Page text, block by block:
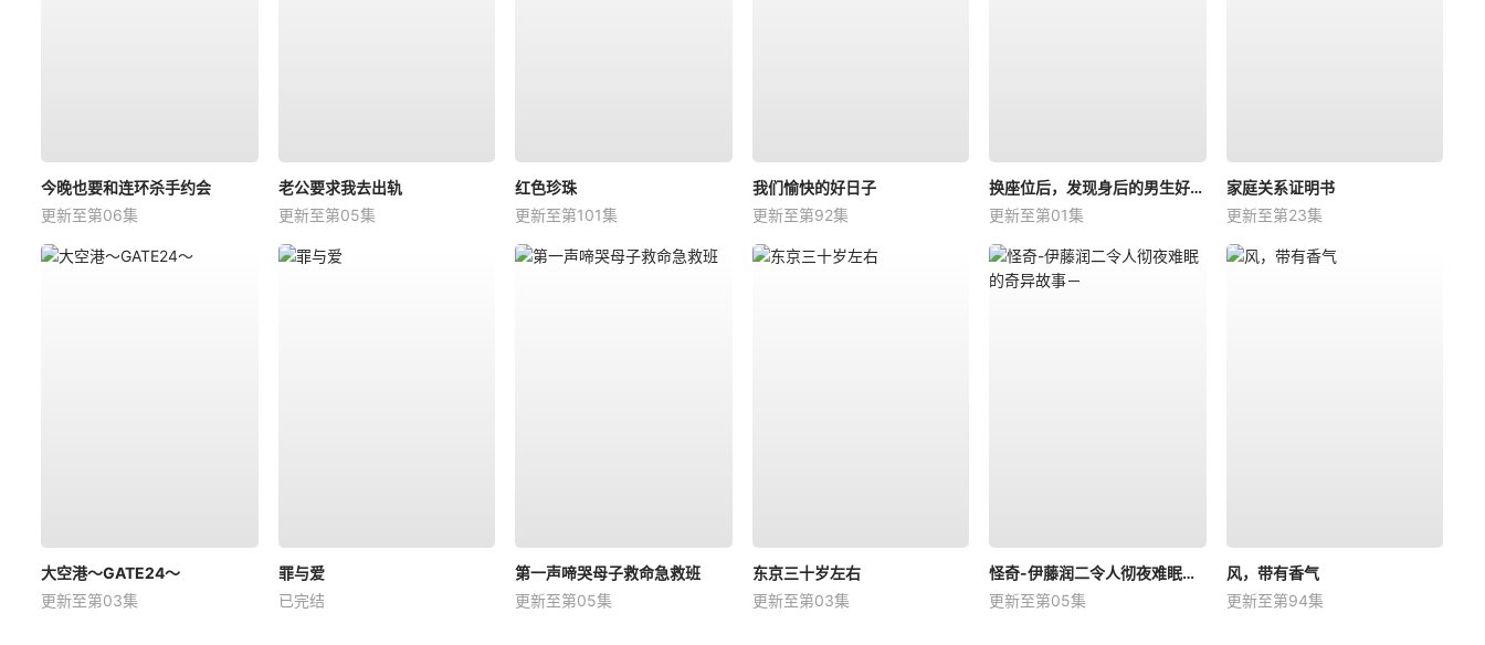
今晚也要和连环杀手约会
更新至第06集
老公要求我去出轨
更新至第05集
红色珍珠
更新至第101集
我们愉快的好日子
更新至第92集
换座位后，发现身后的男生好像喜欢我
更新至第01集
家庭关系证明书
更新至第23集
大空港～GATE24～
更新至第03集
罪与爱
已完结
第一声啼哭母子救命急救班
更新至第05集
东京三十岁左右
更新至第03集
怪奇-伊藤润二令人彻夜难眠的奇异故事－
更新至第05集
风，带有香气
更新至第94集